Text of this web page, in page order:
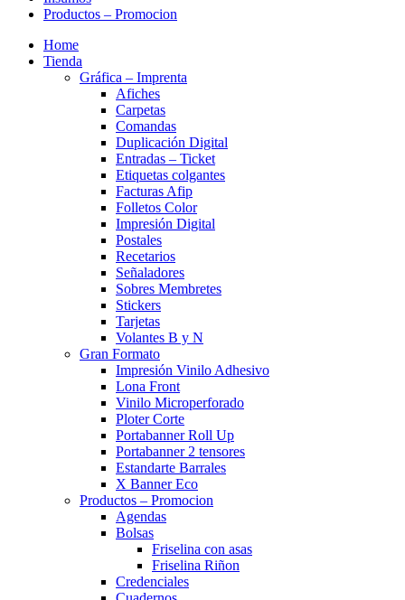
Productos – Promocion
Home
Tienda
Gráfica – Imprenta
Afiches
Carpetas
Comandas
Duplicación Digital
Entradas – Ticket
Etiquetas colgantes
Facturas Afip
Folletos Color
Impresión Digital
Postales
Recetarios
Señaladores
Sobres Membretes
Stickers
Tarjetas
Volantes B y N
Gran Formato
Impresión Vinilo Adhesivo
Lona Front
Vinilo Microperforado
Ploter Corte
Portabanner Roll Up
Portabanner 2 tensores
Estandarte Barrales
X Banner Eco
Productos – Promocion
Agendas
Bolsas
Friselina con asas
Friselina Riñon
Credenciales